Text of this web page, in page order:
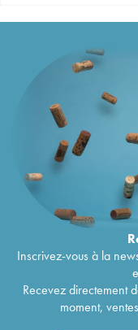
Inscrivez-vous à la
Recevez directement
moment,